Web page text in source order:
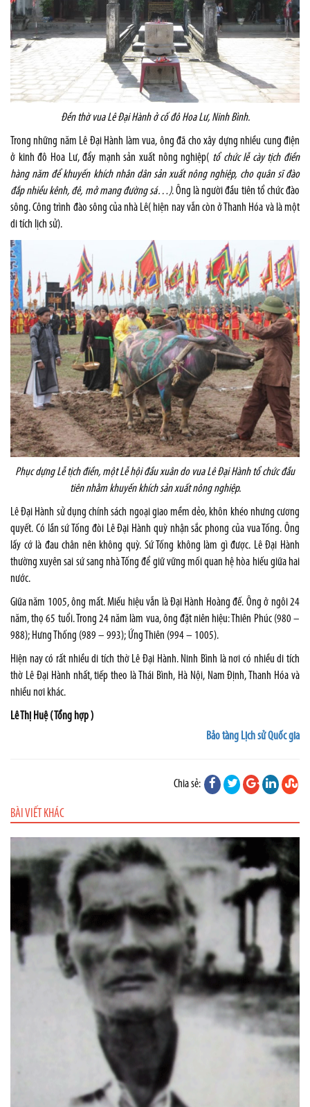
Đền thờ vua Lê Đại Hành ở cố đô Hoa Lư, Ninh Bình.
Trong những năm Lê Đại Hành làm vua, ông đã cho xây dựng nhiều cung điện
ở kinh đô Hoa Lư, đẩy mạnh sản xuất nông nghiệp( tổ chức lễ cày tịch điền
hàng năm để khuyến khích nhân dân sản xuất nông nghiệp, cho quân sĩ đào
đắp nhiều kênh, đê, mở mang đường sá…). Ông là người đầu tiên tổ chức đào
sông. Công trình đào sông của nhà Lê( hiện nay vẫn còn ở Thanh Hóa và là một
di tích lịch sử).
Phục dựng Lễ tịch điền, một Lễ hội đầu xuân do vua Lê Đại Hành tổ chức đầu
tiên nhằm khuyến khích sản xuất nông nghiệp.
Lê Đại Hành sử dụng chính sách ngoại giao mềm dẻo, khôn khéo nhưng cương
quyết. Có lần sứ Tống đòi Lê Đại Hành quỳ nhận sắc phong của vua Tống. Ông
lấy cớ là đau chân nên không quỳ. Sứ Tống không làm gì được. Lê Đại Hành
thường xuyên sai sứ sang nhà Tống để giữ vững mối quan hệ hòa hiếu giữa hai
nước.
Giữa năm 1005, ông mất. Miếu hiệu vẫn là Đại Hành Hoàng đế. Ông ở ngôi 24
năm, thọ 65 tuổi. Trong 24 năm làm vua, ông đặt niên hiệu: Thiên Phúc (980 –
988); Hưng Thống (989 – 993); Ứng Thiên (994 – 1005).
Hiện nay có rất nhiều di tích thờ Lê Đại Hành. Ninh Bình là nơi có nhiều di tích
thờ Lê Đại Hành nhất, tiếp theo là Thái Bình, Hà Nội, Nam Định, Thanh Hóa và
nhiều nơi khác.
Lê Thị Huệ ( Tổng hợp )
Bảo tàng Lịch sử Quốc gia
Chia sẻ:
BÀI VIẾT KHÁC